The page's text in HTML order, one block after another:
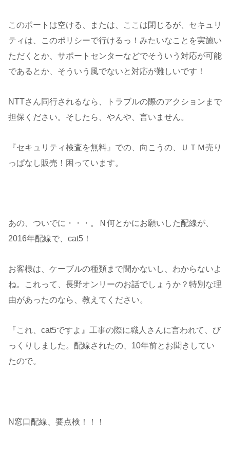
このポートは空ける、または、ここは閉じるが、セキュリ
ティは、このポリシーで行けるっ！みたいなことを実施い
ただくとか、サポートセンターなどでそういう対応が可能
であるとか、そういう風でないと対応が難しいです！
NTTさん同行されるなら、トラブルの際のアクションまで
担保ください。そしたら、やんや、言いません。
『セキュリティ検査を無料』での、向こうの、ＵＴＭ売り
っぱなし販売！困っています。
あの、ついでに・・・。Ｎ何とかにお願いした配線が、
2016年配線で、cat5！
お客様は、ケーブルの種類まで聞かないし、わからないよ
ね。これって、長野オンリーのお話でしょうか？特別な理
由があったのなら、教えてください。
『これ、cat5ですよ』工事の際に職人さんに言われて、び
っくりしました。配線されたの、10年前とお聞きしてい
たので。
N窓口配線、要点検！！！